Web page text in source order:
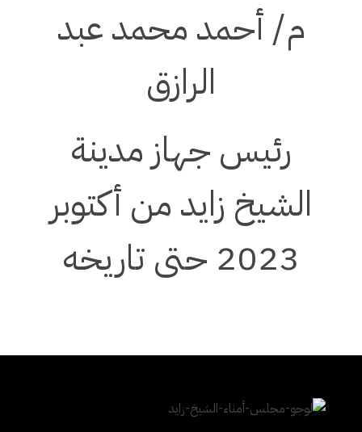
م/ أحمد محمد عبد
الرازق
رئيس جهاز مدينة
الشيخ زايد من أكتوبر
2023 حتى تاريخه